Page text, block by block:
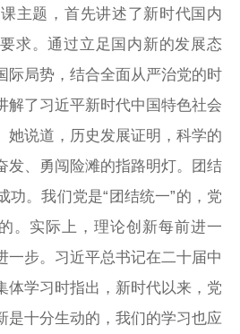
主题，首先讲述了新时代国内
求。通过立足国内新的发展态
际局势，结合全面从严治党的时
解了习近平新时代中国特色社会
她说道，历史发展证明，科学的
发、勇闯险滩的指路明灯。团结
功。我们党是“团结统一”的，党
。实际上，理论创新每前进一
一步。习近平总书记在二十届中
体学习时指出，新时代以来，党
是十分生动的，我们的学习也应